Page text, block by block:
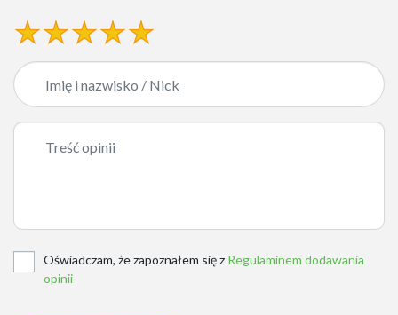
Oświadczam, że zapoznałem się z Regulaminem dodawania
opinii